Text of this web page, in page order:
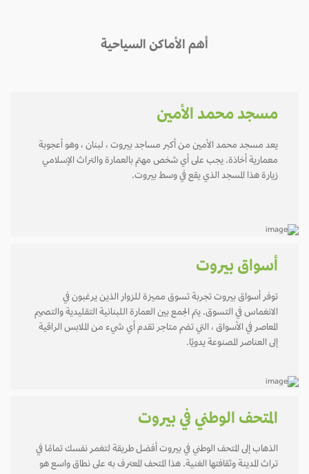
أهم الأماكن السياحية
مسجد محمد الأمين
يعد مسجد محمد الأمين من أكبر مساجد بيروت ، لبنان ، وهو أعجوبة
معمارية أخاذة. يجب على أي شخص مهتم بالعمارة والتراث الإسلامي
زيارة هذا المسجد الذي يقع في وسط بيروت.
أسواق بيروت
توفر أسواق بيروت تجربة تسوق مميزة للزوار الذين يرغبون في
الانغماس في التسوق. يتم الجمع بين العمارة اللبنانية التقليدية والتصميم
المعاصر في الأسواق ، التي تضم متاجر تقدم أي شيء من الملابس الراقية
إلى العناصر المصنوعة يدويًا.
المتحف الوطني في بيروت
الذهاب إلى المتحف الوطني في بيروت أفضل طريقة لتغمر نفسك تمامًا في
تراث المدينة وثقافتها الغنية. هذا المتحف المعترف به على نطاق واسع هو